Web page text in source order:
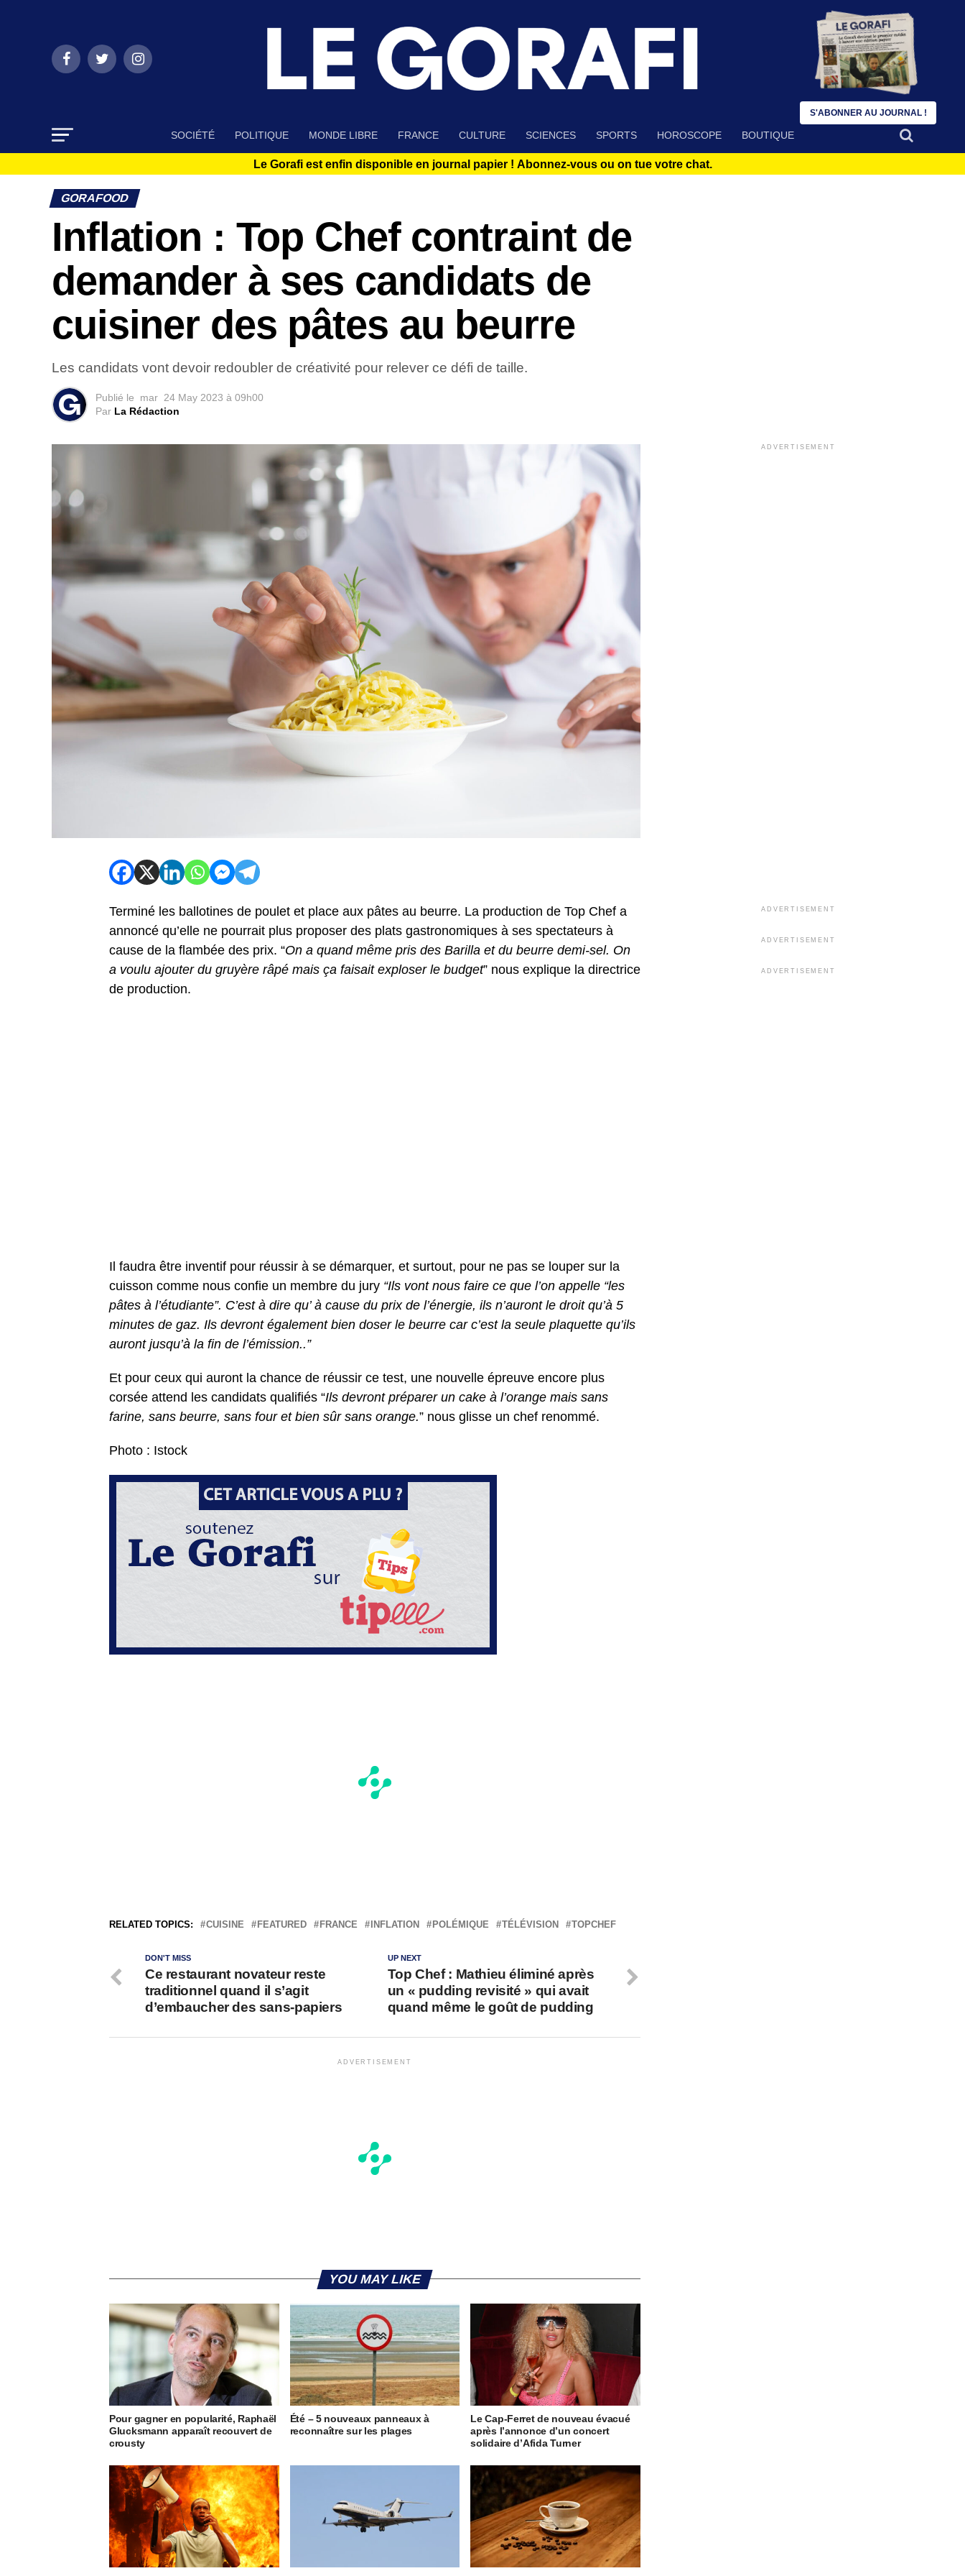
SOCIÉTÉ POLITIQUE MONDE LIBRE FRANCE CULTURE SCIENCES SPORTS HOROSCOPE BOUTIQUE
Le Gorafi est enfin disponible en journal papier ! Abonnez-vous ou on tue votre chat.
GORAFOOD
Inflation : Top Chef contraint de
demander à ses candidats de
cuisiner des pâtes au beurre
Les candidats vont devoir redoubler de créativité pour relever ce défi de taille.
Publié le mar 24 May 2023 à 09h00
Par La Rédaction
Terminé les ballotines de poulet et place aux pâtes au beurre. La production de Top Chef a
annoncé qu’elle ne pourrait plus proposer des plats gastronomiques à ses spectateurs à
cause de la flambée des prix. “On a quand même pris des Barilla et du beurre demi-sel. On
a voulu ajouter du gruyère râpé mais ça faisait exploser le budget” nous explique la directrice
de production.
Il faudra être inventif pour réussir à se démarquer, et surtout, pour ne pas se louper sur la
cuisson comme nous confie un membre du jury “Ils vont nous faire ce que l’on appelle “les
pâtes à l’étudiante”. C’est à dire qu’ à cause du prix de l’énergie, ils n’auront le droit qu’à 5
minutes de gaz. Ils devront également bien doser le beurre car c’est la seule plaquette qu’ils
auront jusqu’à la fin de l’émission..”
Et pour ceux qui auront la chance de réussir ce test, une nouvelle épreuve encore plus
corsée attend les candidats qualifiés “Ils devront préparer un cake à l’orange mais sans
farine, sans beurre, sans four et bien sûr sans orange.” nous glisse un chef renommé.
Photo : Istock
RELATED TOPICS: CUISINE FEATURED FRANCE INFLATION POLÉMIQUE TÉLÉVISION TOPCHEF
UP NEXT
Top Chef : Mathieu éliminé après
un « pudding revisité » qui avait
quand même le goût de pudding
DON'T MISS
Ce restaurant novateur reste
traditionnel quand il s’agit
d’embaucher des sans-papiers
ADVERTISEMENT
YOU MAY LIKE
Pour gagner en popularité, Raphaël
Glucksmann apparaît recouvert de
crousty
Été – 5 nouveaux panneaux à
reconnaître sur les plages
Le Cap-Ferret de nouveau évacué
après l’annonce d’un concert
solidaire d’Afida Turner
ADVERTISEMENT
ADVERTISEMENT
ADVERTISEMENT
ADVERTISEMENT
S'ABONNER AU JOURNAL !